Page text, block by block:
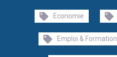
Economie
Emploi & Formation